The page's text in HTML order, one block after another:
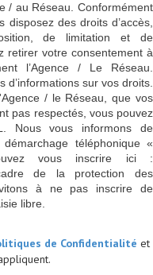
/ au Réseau. Conformément
des droits d’accès,
de limitation et de
retirer votre consentement à
l’Agence / Le Réseau.
d’informations sur vos droits.
/ le Réseau, que vos
pas respectés, vous pouvez
Nous vous informons de
téléphonique «
vous inscrire ici :
de la protection des
à ne pas inscrire de
libre.
de Confidentialité et